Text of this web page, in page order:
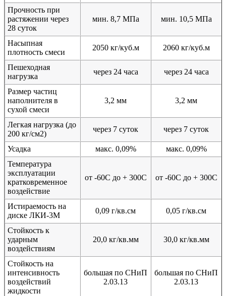
Прочность при
растяжении через
28 суток
мин. 8,7 МПа мин. 10,5 МПа
Насыпная
плотность смеси
2050 кг/куб.м 2060 кг/куб.м
Пешеходная
нагрузка
через 24 часа через 24 часа
Размер частиц
наполнителя в
сухой смеси
3,2 мм 3,2 мм
Легкая нагрузка (до
200 кг/см2)
через 7 суток через 7 суток
Усадка макс. 0,09%
макс. 0,09%
Температура
эксплуатации
кратковременное
воздействие
от -60С до + 300С от -60С до + 300С
Истираемость на
диске ЛКИ-3М
0,09 г/кв.см 0,05 г/кв.см
Стойкость к
ударным
воздействиям
20,0 кг/кв.мм 30,0 кг/кв.мм
Стойкость на
интенсивность
воздействий
жидкости
большая по СНиП
2.03.13
большая по СНиП
2.03.13